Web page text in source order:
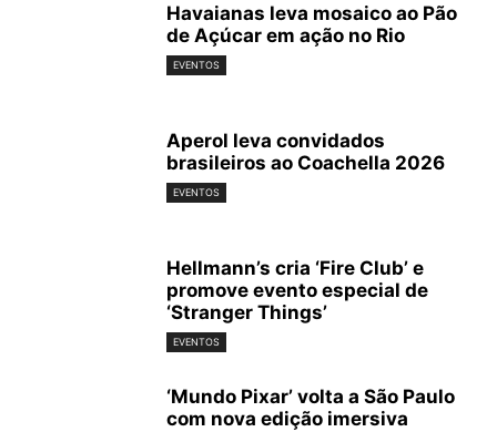
Havaianas leva mosaico ao Pão
de Açúcar em ação no Rio
EVENTOS
Aperol leva convidados
brasileiros ao Coachella 2026
EVENTOS
Hellmann’s cria ‘Fire Club’ e
promove evento especial de
‘Stranger Things’
EVENTOS
‘Mundo Pixar’ volta a São Paulo
com nova edição imersiva